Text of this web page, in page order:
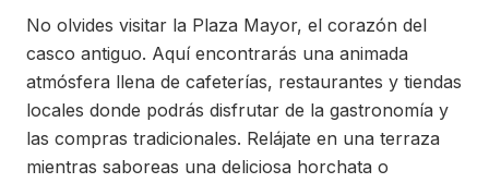
No olvides visitar la Plaza Mayor, el corazón del
casco antiguo. Aquí encontrarás una animada
atmósfera llena de cafeterías, restaurantes y tiendas
locales donde podrás disfrutar de la gastronomía y
las compras tradicionales. Relájate en una terraza
mientras saboreas una deliciosa horchata o